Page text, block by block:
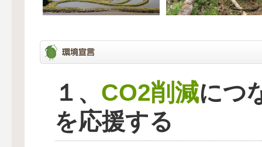
１、 CO2削減につ
を応援する